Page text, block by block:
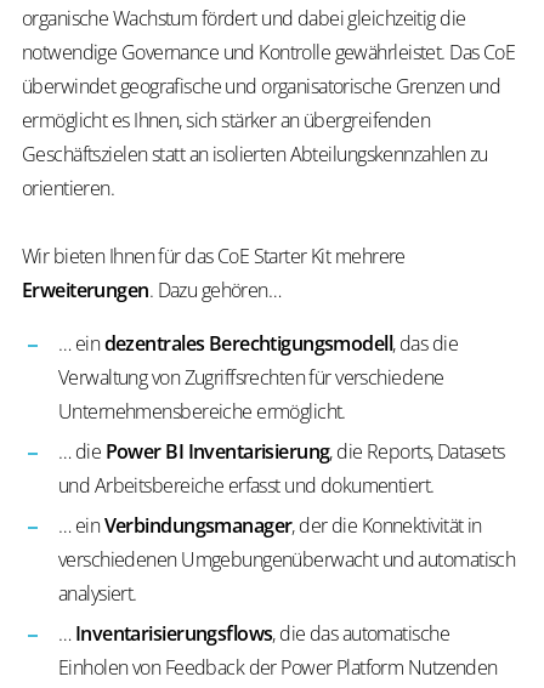
organische Wachstum fördert und dabei gleichzeitig die
notwendige Governance und Kontrolle gewährleistet. Das CoE
überwindet geografische und organisatorische Grenzen und
ermöglicht es Ihnen, sich stärker an übergreifenden
Geschäftszielen statt an isolierten Abteilungskennzahlen zu
orientieren.
Wir bieten Ihnen für das CoE Starter Kit mehrere
Erweiterungen. Dazu gehören…
… eindezentrales Berechtigungsmodell, das die
Verwaltung von Zugriffsrechten für verschiedene
Unternehmensbereiche ermöglicht.
… die Power BI Inventarisierung, die Reports, Datasets
und Arbeitsbereiche erfasst und dokumentiert.
… einVerbindungsmanager, der die Konnektivität in
verschiedenen Umgebungenüberwacht und automatisch
analysiert.
…Inventarisierungsflows, die das automatische
Einholen von Feedback der Power Platform Nutzenden